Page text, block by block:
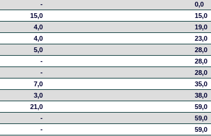
-
0,0
15,0
15,0
4,0
19,0
4,0
23,0
5,0
28,0
-
28,0
-
28,0
7,0
35,0
3,0
38,0
21,0
59,0
-
59,0
-
59,0